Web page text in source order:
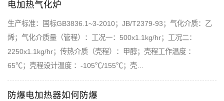
电加热气化炉
生产标准：国标GB3836.1~3-2010；JB/T2379-93；气化介质：乙
烯；气化介质量（管程）：工况一：500x1.1kg/hr；工况二：
2250x1.1kg/hr；传热介质（壳程）：甲醇；壳程工作温度 ：
65℃；壳程设计温度 ：-105℃/155℃；壳…
防爆电加热器如何防爆